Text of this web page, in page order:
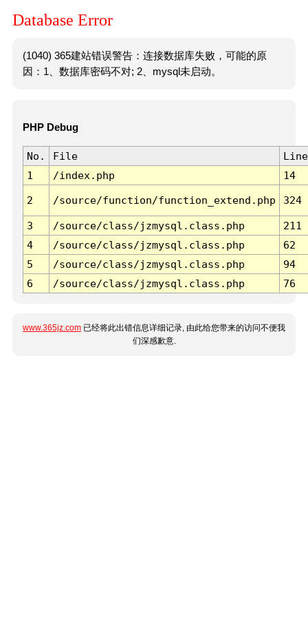
Database Error
(1040) 365建站错误警告：连接数据库失败，可能的原
因：1、数据库密码不对; 2、mysql未启动。
PHP Debug
No. File
Line
1
/index.php 14
2 /source/function/function_extend.php 324
3 /source/class/jzmysql.class.php
211
4
/source/class/jzmysql.class.php
62
5
/source/class/jzmysql.class.php
94
6
/source/class/jzmysql.class.php 76
www.365jz.com 已经将此出错信息详细记录, 由此给您带来的访问不便我
们深感歉意.